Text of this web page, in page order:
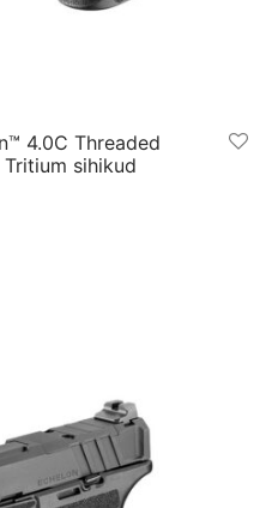
4.0C Threaded
sihikud